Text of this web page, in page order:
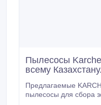
Пылесосы
всему Казахстану.
Предлагаемые
пылесосы для сбора